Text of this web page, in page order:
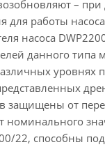
–
для работы
насоса
данного типа
уровнях
защищены от
номинального
22, способны